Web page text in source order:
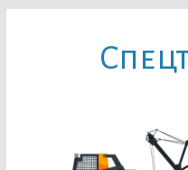
содержимому